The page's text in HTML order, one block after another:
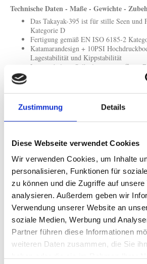
Zustimmung Details
Diese Webseite verwendet Cookies
Wir verwenden Cookies, um Inhalte
personalisieren, Funktionen für
zu können und die Zugriffe auf
analysieren. Außerdem geben wir
Verwendung unserer Website an
soziale Medien, Werbung und
Partner führen diese Informationen
weiteren Daten zusammen, die Sie
Technische Daten - Maße - Gewichte -
Das Takayak-395 ist für stille Seen und
Kategorie D
Fertigung gemäß EN ISO 6185-2
Katamarandesign + 10PSI
Lagestabilität und Kippstabilität
Lenzverhalten: Selbstlenzung - offener
Luftkammern: 2 + 1
Breite über Alles: 100 cm
Sitze: 2 x Kajak-Sitze (395)
Paddel: 2 x Doppelpaddel (395)
Reparaturkit: 1 Repairbox inkl. PVC-
Durchmesser Katamaranschläuche: 29
seitlichen Sicherheits- und Tragegriffen
Max. Druck Katamaranschläuche:
Überdrucksicherheitsventile: 1 Ventil
Aufpump-/Abpumpventile: jeweils ein
pro Fahrschlauch und Hochdruckboden
Hochdruckboden Dicke: 8cm
Hochdruckboden max. Betriebsdruck:
Max. Beladung: 260 Kg (395)
Innenlänge: 370 cm (395)
Innenbreite: 43 cm - gleichmäßig
Bughöhe: 21 cm (unbeladen)
Heckhöhe: 18 cm (unbeladen)
Gewicht Hochdruckboden: 5,5 Kg (395)